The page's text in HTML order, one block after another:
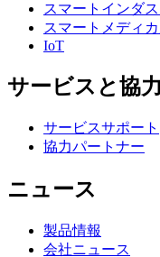
スマートインダ
スマートメディ
IoT
サービスと協力
サービスサポート
協力パートナー
ニュース
製品情報
会社ニュース